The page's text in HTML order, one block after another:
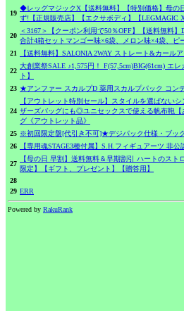
19
◆レッグマジックX【送料無料】【特別価格】母の
ず!【正規販売店】【エクサボディ】【LEGMAGIC X
20
＜3167＞【クーポン利用で50％OFF】【送料無料
合計4箱セットマンゴー味×6袋、メロン味×4袋、
21
【送料無料】SALONIA 2WAY ストレート&カールア
22
大創業祭SALE ♪1,575円！ F(57,5cm)BIG(61cm) エ
ト】
23 ★アンファー スカルプD 薬用スカルプパック コン
24
【アウトレット特別セール】スタイルを選ばない
ザーズバッグにも◎ユニセックスで使える帆布鞄
グ《アウトレット品》
25 ※初回限定盤[代引き不可]★デジパック仕様・ブッ
26
【専用魂STAGE3種付属】S.H.フィギュアーツ 非
27
【母の日 早割】送料無料＆早期割引 ハートのス
限定】【ギフト、プレゼント】【贈答用】
28
29 ERR
Powered by RakuRank